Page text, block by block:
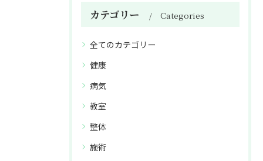
カテゴリー Categories
全てのカテゴリー
健康
病気
教室
整体
施術